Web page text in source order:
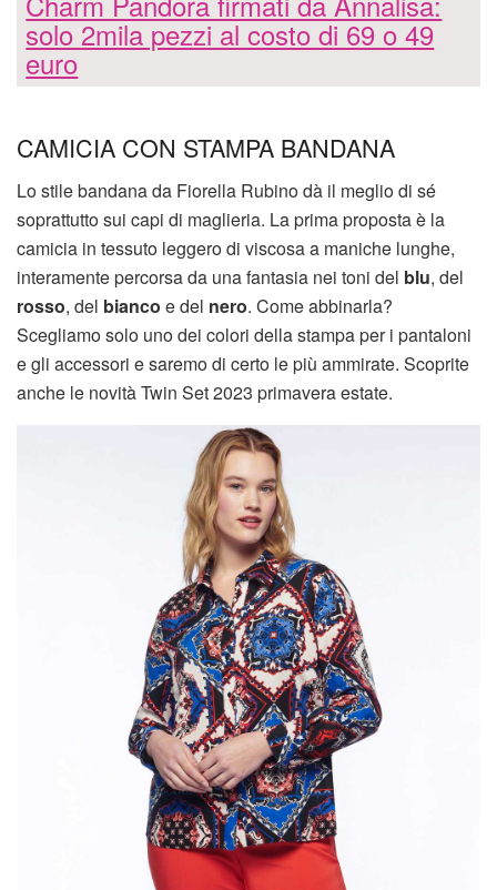
solo 2mila pezzi al costo di 69 o 49
euro
CAMICIA CON STAMPA BANDANA
Lo stile bandana da Fiorella Rubino dà il meglio di sé
soprattutto sui capi di maglieria. La prima proposta è la
camicia in tessuto leggero di viscosa a maniche lunghe,
interamente percorsa da una fantasia nei toni del blu, del
rosso, del bianco e del nero. Come abbinarla?
Scegliamo solo uno dei colori della stampa per i pantaloni
e gli accessori e saremo di certo le più ammirate. Scoprite
anche le novità Twin Set 2023 primavera estate.